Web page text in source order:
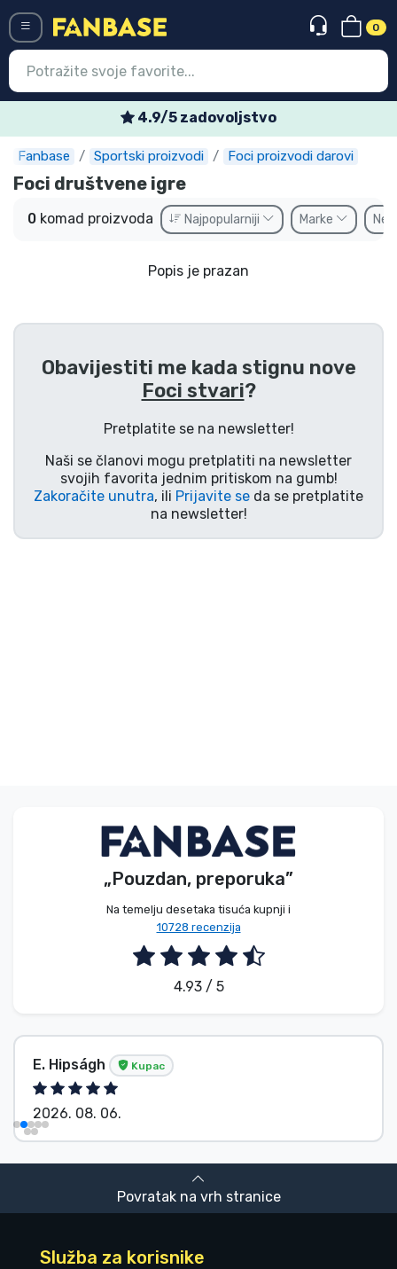
0
4.9/5 zadovoljstvo
Fanbase Sportski proizvodi Foci proizvodi darovi
Foci društvene igre
0 komad proizvoda Najpopularniji Marke Ne
Popis je prazan
Obavijestiti me kada stignu nove
Foci stvari?
Pretplatite se na newsletter!
Naši se članovi mogu pretplatiti na newsletter
svojih favorita jednim pritiskom na gumb!
Zakoračite unutra, ili Prijavite se da se pretplatite
na newsletter!
„Pouzdan, preporuka”
Na temelju desetaka tisuća kupnji i
10728 recenzija
4.93 / 5
E. Hipságh Kupac
2026. 08. 06.
Povratak na vrh stranice
Služba za korisnike
Ulazak Registracija
Najnovije proizvodi
Ekspresna dostava
Prednarudžbe
Outlet proizvodi
Dostava i plaćanje
TV serija proizvodi
Film proizvodi